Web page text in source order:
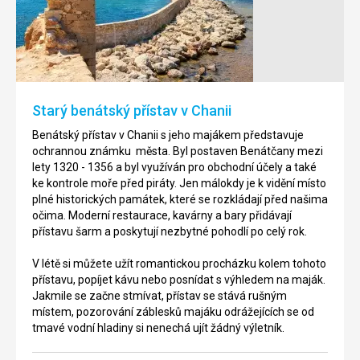
Starý benátský přístav v Chanii
Benátský přístav v Chanii s jeho majákem představuje
ochrannou známku města. Byl postaven Benátčany mezi
lety 1320 - 1356 a byl využíván pro obchodní účely a také
ke kontrole moře před piráty. Jen málokdy je k vidění místo
plné historických památek, které se rozkládají před našima
očima. Moderní restaurace, kavárny a bary přidávají
přístavu šarm a poskytují nezbytné pohodlí po celý rok.
V létě si můžete užít romantickou procházku kolem tohoto
přístavu, popíjet kávu nebo posnídat s výhledem na maják.
Jakmile se začne stmívat, přístav se stává rušným
místem, pozorování záblesků majáku odrážejících se od
tmavé vodní hladiny si nenechá ujít žádný výletník.
Chanii
Maják
Chania
postavený
v
1595
1601,
klenot
města,
jeden
nejstarších
majáků
nejen
Řecku,
celém
v
Rethymnu
Pevnost
Fortezza
byla
mezi
lety
1578
kopci,
nicméně
město
nebylo
nikdy
přesídleno
bezpečné
jejich